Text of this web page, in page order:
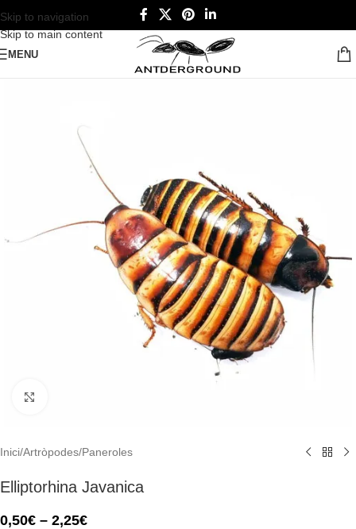
Skip to navigation
Skip to main content
MENU
Inici/Artròpodes/Paneroles
Elliptorhina Javanica
0,50€ – 2,25€